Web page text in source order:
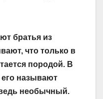
братья из
что только в
породой. В
называют
необычный.